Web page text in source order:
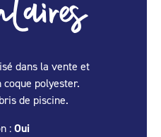
dans la vente et
polyester.
de piscine.
: Oui